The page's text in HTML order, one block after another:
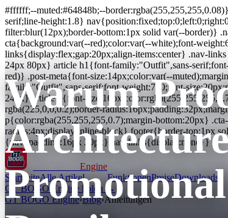
#ffffff;--muted:#64848b;--
serif;line-height:1.8}
filter:blur(12px);border-bottom:1px solid var(--border)}
cta{background:var(--red);color:var(--white);font-
links{display:flex;gap:20px;align-items:center} .nav-
24px 80px} article h1{font-family:"Outfit",sans-
red)} .post-meta{font-size:14px;color:var(--
family:"Outfit",sans-serif;font-weight:700;font-
24px} article li{font-
rgba(225,0,0,0.2);border-
p{color:rgba(255,255,255,0.7);margin-bottom:20px}
radius:4px;display:inline-block} footer{border-top:1px
{nav{padding:16px 20px}.nav-links{display:none}}
Engine
StartseiteAlle Artikel FunktionenPreiseDownloads
GT BOGO Engine holen →
GT BOGO Engine›Blog›Anleitungen
Warum